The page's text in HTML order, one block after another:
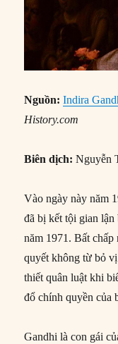
Nguồn: Indira
History.com
Biên dịch: Nguyễn
Vào ngày này năm
đã bị kết tội gian
năm 1971. Bất
quyết không từ bỏ
thiết quân luật khi
đổ chính quyền của
Gandhi là con gái